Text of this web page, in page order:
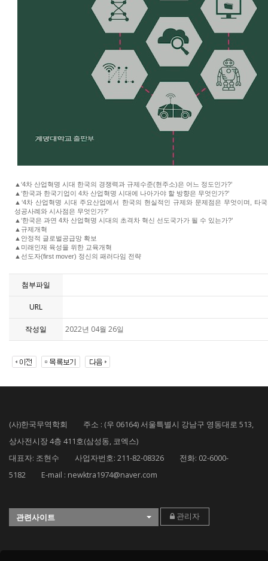
▲‘4차 산업혁명 시대 한국의 경쟁력과 규제수준(현주소)은 어느 정도인가?’
▲‘한국과 한국기업이 4차 산업혁명 시대에 나아가야 할 방향은 무엇인가?’
▲‘4차 산업혁명 시대 주요산업에서 한국의 현실적인 규제와 문제점은 무엇이며, 타
성공사례와 시사점은 무엇인가?’
▲‘한국은 과연 4차 산업혁명 시대의 초격차 혁신 선도국가가 될 수 있는가?’
▲규제개혁
▲안정적 글로벌공급망 확보
▲미래인재 육성을 위한 교육개혁
▲선도자(first mover) 정신의 패러다임 전략
첨부파일
URL
작성일 2022년 04월 26일
(사)한국무역학회 주소 : (우 06164) 서울특별시 강남구 영동대로 513,
상사전시장 4층 411호(삼성동, 코엑스)
대표자: 조현수 사업자번호: 211-82-08326 전화: 02-6000-
5182 E-mail : newktra1974@naver.com
관련사이트 관리자